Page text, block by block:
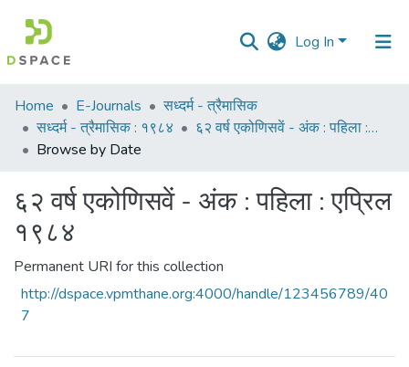
Log In
Communities
&
Collections
All of DSpace
Home E-Journals
सध्दर्म - त्रैमासिक
सध्दर्म - त्रैमासिक : १९८४
६२ वर्ष एकोणिसवें - अंक : पहिला : एप्रिल १९८४
Browse by Date
६२ वर्ष एकोणिसवें - अंक : पहिला : एप्रिल
१९८४
Permanent URI for this collection
http://dspace.vpmthane.org:4000/handle/123456789/40
7